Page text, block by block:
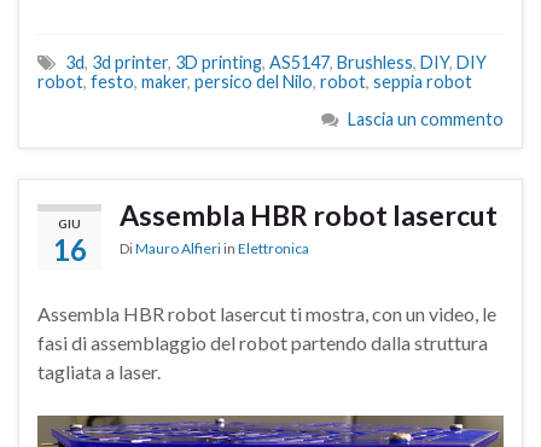
3d, 3d printer, 3D printing, AS5147, Brushless, DIY, DIY
robot, festo, maker, persico del Nilo, robot, seppia robot
Lascia un commento
GIU
16
Assembla HBR robot lasercut
DiMauro Alfieri in Elettronica
Assembla HBR robot lasercut ti mostra, con un video, le
fasi di assemblaggio del robot partendo dalla struttura
tagliata a laser.